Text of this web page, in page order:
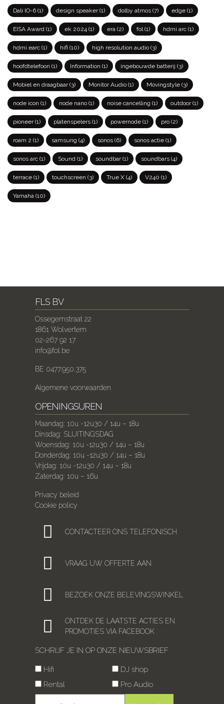
Dali IO-6 (1) design speaker(1) dolby atmos (7) edge (1)
EISA Award (1) ek 2024 (1) era (2) fol(1) hdmi arc (1)
hdmi earc (1) hifi (10) high resolution audio (3)
hoofdtelefoon (1) Information (1) ingebouwde batterij (3)
Mobiel en draagbaar(3) Monitor Audio (1) Movingstyle (3)
node icon (1) node nano (1) noise cancelling (1) outdoor(1)
pioneer(1) platenspelers (1) powernode (1) pro (2)
roam 2 (1) samsung (4) sonos (6) sonos actie (1)
sonos arc (1) Sound (1) soundbar(1) soundbars (4)
terrace (1) touchscreen (3) True X (4) V240 (1)
Yamaha (10)
FLS BV
Ossegemstraat 22
1861 Wolvertem
02-267 92 17
info@fol.be
BE 0477.950.375
Algemene voorwaarden
OPENINGSUREN
Maandag: 10u -12u30 / 14u – 18u
Dinsdag: SLUITINGSDAG
Woensdag: 10u -12u30 / 14u – 18u
Donderdag: 10u -12u30 / 14u – 18u
Vrijdag: 10u -12u30 / 14u – 18u
Zaterdag: 10u – 16u
Privacy beleid
Cookie policy
CONTACTEER ONS TELEFONISCH
VRAAG UW OFFERTE AAN
BEZOEK ONZE BELEVINGSWINKEL
ONTDEK DE LAATSTE ACTIES EN
PROMOTIES VIA FACEBOOK
SCHRIJF JE IN OP ONZE NIEUWSBRIEF
Hifi
DJ shop
Rental
Pro Audio